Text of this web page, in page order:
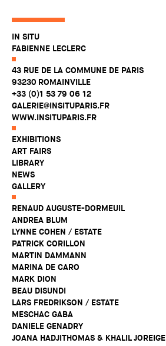
IN SITU
FABIENNE LECLERC
43 RUE DE LA COMMUNE DE PARIS
93230 ROMAINVILLE
+33 (0)1 53 79 06 12
GALERIE@INSITUPARIS.FR
WWW.INSITUPARIS.FR
EXHIBITIONS
ART FAIRS
LIBRARY
NEWS
GALLERY
RENAUD AUGUSTE-DORMEUIL
ANDREA BLUM
LYNNE COHEN / ESTATE
PATRICK CORILLON
MARTIN DAMMANN
MARINA DE CARO
MARK DION
BEAU DISUNDI
LARS FREDRIKSON / ESTATE
MESCHAC GABA
DANIELE GENADRY
JOANA HADJITHOMAS & KHALIL JOREIGE